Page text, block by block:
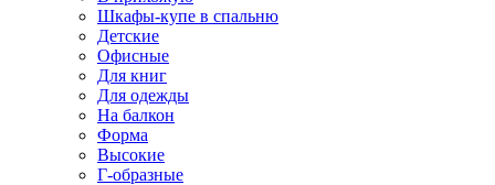
Шкафы-купе в спальню
Детские
Офисные
Для книг
Для одежды
На балкон
Форма
Высокие
Г-образные